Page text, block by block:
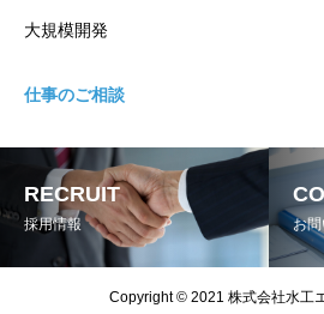
大規模開発
仕事のご相談
RECRUIT
採用情報 お
Copyright © 2021 株式会社水工